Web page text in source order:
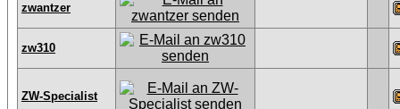
zwantzer
zw310
ZW-Specialist